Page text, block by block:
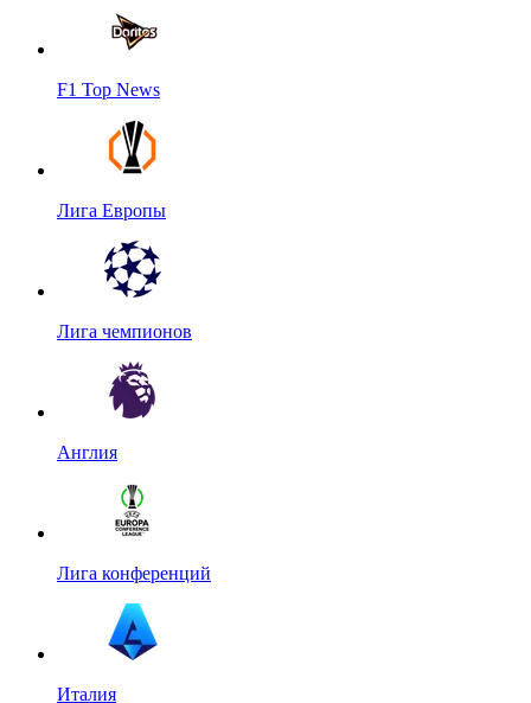
F1 Top News
Лига Европы
Лига чемпионов
Англия
Лига конференций
Италия